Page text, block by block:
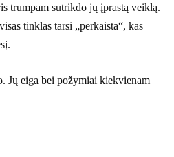
trumpam sutrikdo jų įprastą veiklą.
tinklas tarsi „perkaista“, kas
Jų eiga bei požymiai kiekvienam